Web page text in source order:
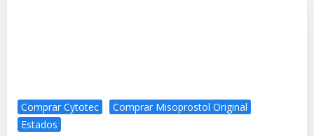
Comprar Cytotec
Comprar Misoprostol Original
Estados